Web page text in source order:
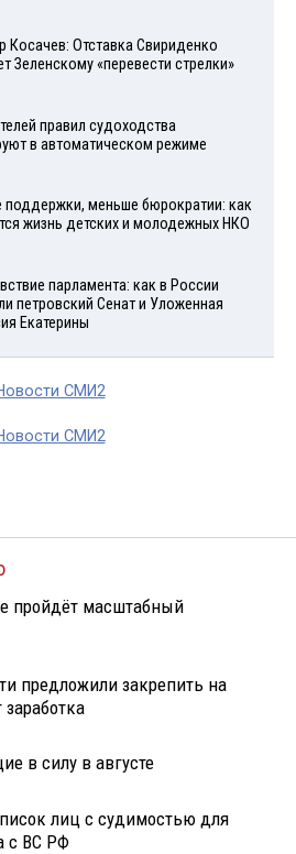
Косачев: Отставка Свириденко
Зеленскому «перевести стрелки»
правил судоходства
в автоматическом режиме
поддержки, меньше бюрократии: как
жизнь детских и молодежных НКО
парламента: как в России
петровский Сенат и Уложенная
Екатерины
СМИ2
СМИ2
пройдёт масштабный
предложили закрепить на
в силу в августе
лиц с судимостью для
с ВС РФ